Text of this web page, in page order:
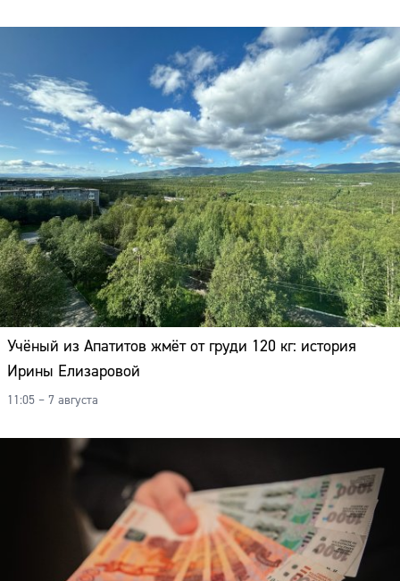
Учёный из Апатитов жмёт от груди 120 кг: история
Ирины Елизаровой
11:05 – 7 августа